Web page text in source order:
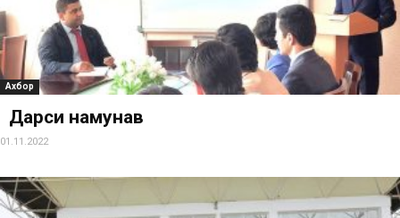
Ахбор
Дарси намунавӣ
01.11.2022